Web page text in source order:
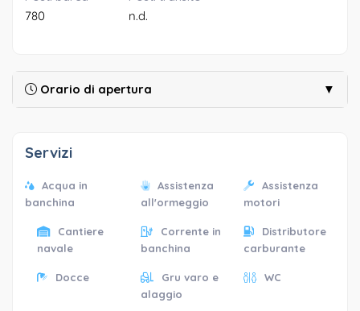
780
n.d.
Orario di apertura ▼
Servizi
Acqua in
banchina
Assistenza
all'ormeggio
Assistenza
motori
Cantiere
navale
Corrente in
banchina
Distributore
carburante
Docce
Gru varo e
alaggio
WC